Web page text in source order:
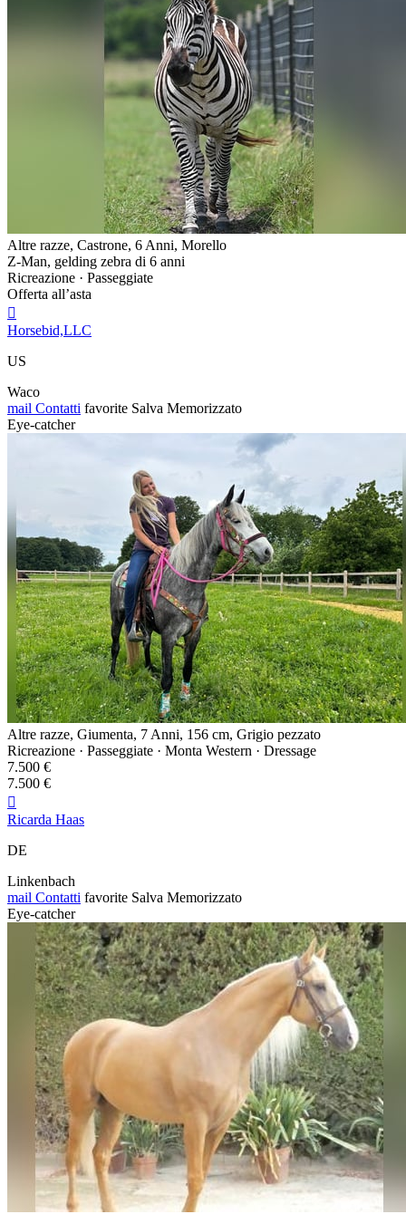
Altre razze, Castrone, 6 Anni, Morello
Z-Man, gelding zebra di 6 anni
Ricreazione · Passeggiate
Offerta all’asta

Horsebid,LLC
US
Waco
mail Contatti favorite Salva Memorizzato
Eye-catcher
Altre razze, Giumenta, 7 Anni, 156 cm, Grigio pezzato
Ricreazione · Passeggiate · Monta Western · Dressage
7.500 €
7.500 €

Ricarda Haas
DE
Linkenbach
mail Contatti favorite Salva Memorizzato
Eye-catcher